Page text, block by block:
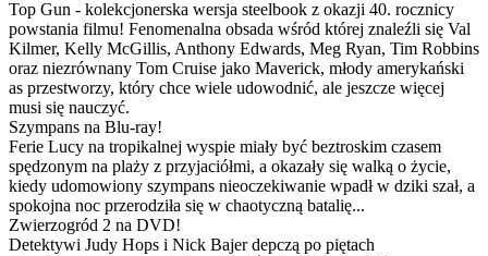
Top Gun - kolekcjonerska wersja steelbook z okazji 40. rocznicy
powstania filmu! Fenomenalna obsada wśród której znaleźli się Val
Kilmer, Kelly McGillis, Anthony Edwards, Meg Ryan, Tim Robbins
oraz niezrównany Tom Cruise jako Maverick, młody amerykański
as przestworzy, który chce wiele udowodnić, ale jeszcze więcej
musi się nauczyć.
Szympans na Blu-ray!
Ferie Lucy na tropikalnej wyspie miały być beztroskim czasem
spędzonym na plaży z przyjaciółmi, a okazały się walką o życie,
kiedy udomowiony szympans nieoczekiwanie wpadł w dziki szał, a
spokojna noc przerodziła się w chaotyczną batalię...
Zwierzogród 2 na DVD!
Detektywi Judy Hops i Nick Bajer depczą po piętach